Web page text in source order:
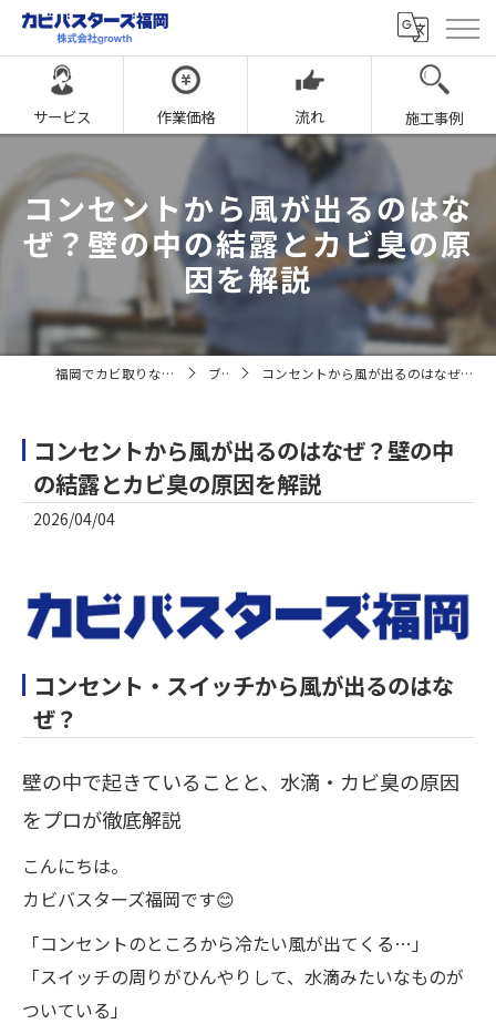
サービス 作業価格 流れ 施工事例
コンセントから風が出るのはな
ぜ？壁の中の結露とカビ臭の原
因を解説
福岡でカビ取りならカビバスターズ福岡 ブログ コンセントから風が出るのはなぜ？壁の中の結露とカビ臭の原因を解説
コンセントから風が出るのはなぜ？壁の中
の結露とカビ臭の原因を解説
2026/04/04
コンセント・スイッチから風が出るのはな
ぜ？
壁の中で起きていることと、水滴・カビ臭の原因
をプロが徹底解説
こんにちは。
カビバスターズ福岡です😊
「コンセントのところから冷たい風が出てくる…」
「スイッチの周りがひんやりして、水滴みたいなものが
ついている」